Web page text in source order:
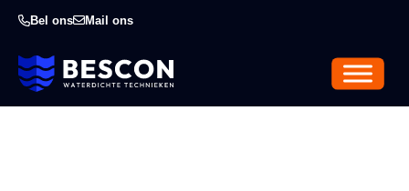
Bel ons Mail ons